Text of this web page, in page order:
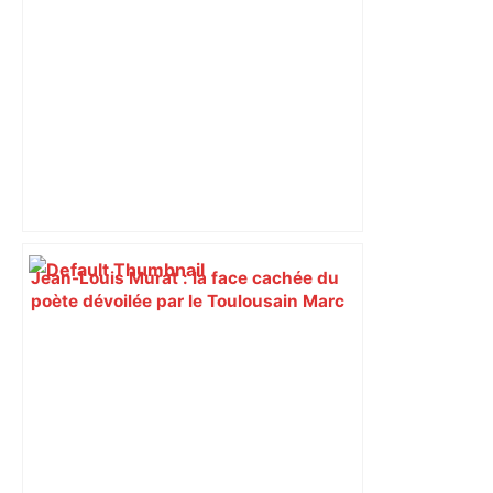
Jean-Louis Murat : la face cachée du
poète dévoilée par le Toulousain Marc